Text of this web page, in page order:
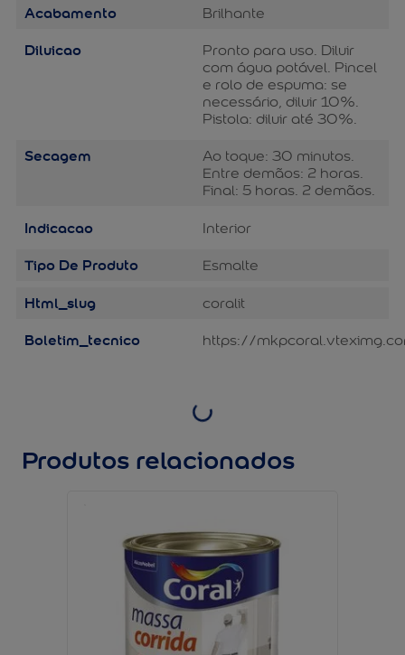
Acabamento Brilhante
Diluicao
Pronto para uso. Diluir
com água potável. Pincel
e rolo de espuma: se
necessário, diluir 10%.
Pistola: diluir até 30%.
Secagem
Ao toque: 30 minutos.
Entre demãos: 2 horas.
Final: 5 horas. 2 demãos.
Indicacao Interior
Tipo De Produto Esmalte
Html_slug coralit
Boletim_tecnico https://
Produtos relacionados